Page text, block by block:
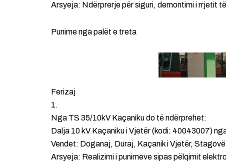
Arsyeja: Ndërprerje për siguri, demontimi i rrjetit
Punime nga palët e treta
Ferizaj
1.
Nga TS 35/10kV Kaçaniku do të ndërprehet:
Dalja 10 kV Kaçaniku i Vjetër (kodi: 40043007)
Vendet: Doganaj, Duraj, Kaçanik i Vjetër,
Arsyeja: Realizimi i punimeve sipas pëlqimit